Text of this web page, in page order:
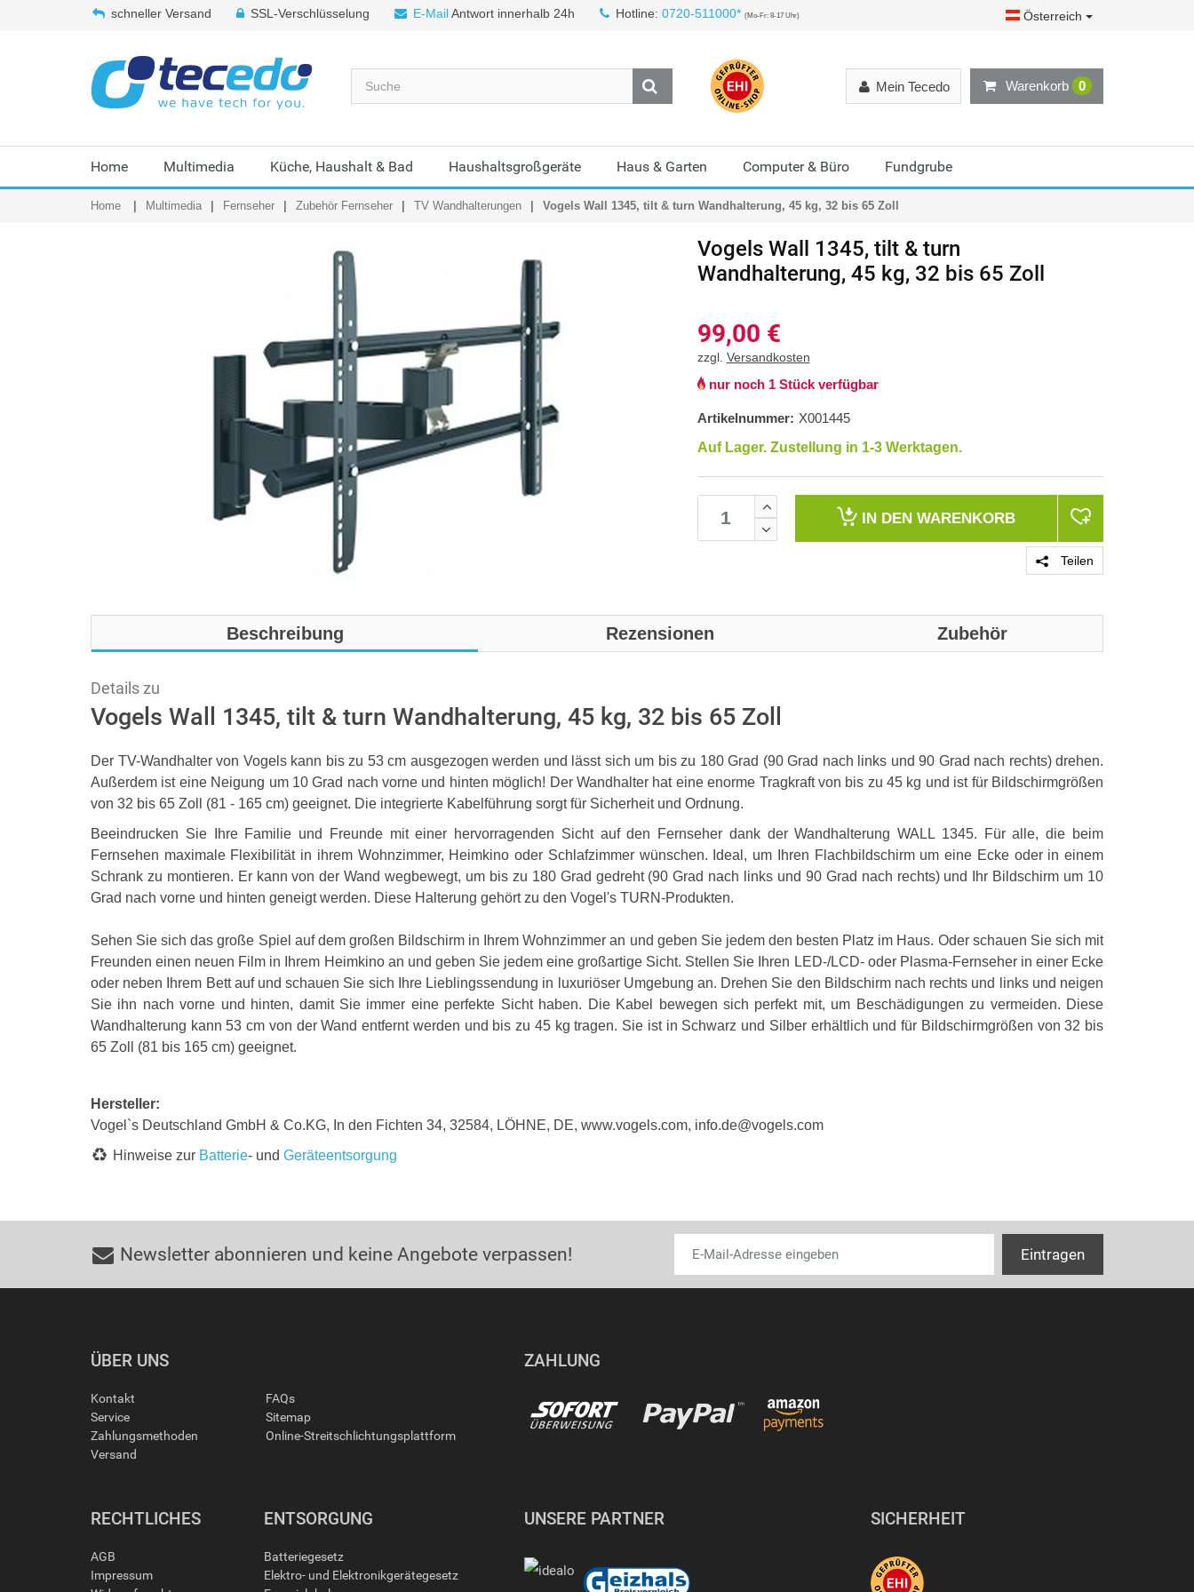
schneller Versand SSL-Verschlüsselung E-MailAntwort innerhalb 24h Hotline: 0720-511000* (Mo-Fr: 8-17 Uhr) Österreich
Warenkorb 0
Mein Tecedo
Home Multimedia Küche, Haushalt & Bad Haushaltsgroßgeräte Haus & Garten Computer & Büro Fundgrube
Home Multimedia Fernseher Zubehör Fernseher TV Wandhalterungen Vogels Wall 1345, tilt & turn Wandhalterung, 45 kg, 32 bis 65 Zoll
Vogels Wall 1345, tilt & turn
Wandhalterung, 45 kg, 32 bis 65 Zoll
99,00 €
zzgl. Versandkosten
nur noch 1 Stück verfügbar
Artikelnummer: X001445
Auf Lager. Zustellung in 1-3 Werktagen.
IN DEN WARENKORB
Teilen
Beschreibung Rezensionen Zubehör
Details zu
Vogels Wall 1345, tilt & turn Wandhalterung, 45 kg, 32 bis 65 Zoll
Der TV-Wandhalter von Vogels kann bis zu 53 cm ausgezogen werden und lässt sich um bis zu 180 Grad (90 Grad nach links und 90 Grad nach rechts) drehen.
Außerdem ist eine Neigung um 10 Grad nach vorne und hinten möglich! Der Wandhalter hat eine enorme Tragkraft von bis zu 45 kg und ist für Bildschirmgrößen
von 32 bis 65 Zoll (81 - 165 cm) geeignet. Die integrierte Kabelführung sorgt für Sicherheit und Ordnung.
Beeindrucken Sie Ihre Familie und Freunde mit einer hervorragenden Sicht auf den Fernseher dank der Wandhalterung WALL 1345. Für alle, die beim
Fernsehen maximale Flexibilität in ihrem Wohnzimmer, Heimkino oder Schlafzimmer wünschen. Ideal, um Ihren Flachbildschirm um eine Ecke oder in einem
Schrank zu montieren. Er kann von der Wand wegbewegt, um bis zu 180 Grad gedreht (90 Grad nach links und 90 Grad nach rechts) und Ihr Bildschirm um 10
Grad nach vorne und hinten geneigt werden. Diese Halterung gehört zu den Vogel's TURN-Produkten.
Sehen Sie sich das große Spiel auf dem großen Bildschirm in Ihrem Wohnzimmer an und geben Sie jedem den besten Platz im Haus. Oder schauen Sie sich mit
Freunden einen neuen Film in Ihrem Heimkino an und geben Sie jedem eine großartige Sicht. Stellen Sie Ihren LED-/LCD- oder Plasma-Fernseher in einer Ecke
oder neben Ihrem Bett auf und schauen Sie sich Ihre Lieblingssendung in luxuriöser Umgebung an. Drehen Sie den Bildschirm nach rechts und links und neigen
Sie ihn nach vorne und hinten, damit Sie immer eine perfekte Sicht haben. Die Kabel bewegen sich perfekt mit, um Beschädigungen zu vermeiden. Diese
Wandhalterung kann 53 cm von der Wand entfernt werden und bis zu 45 kg tragen. Sie ist in Schwarz und Silber erhältlich und für Bildschirmgrößen von 32 bis
65 Zoll (81 bis 165 cm) geeignet.
Hersteller:
Vogel`s Deutschland GmbH & Co.KG, In den Fichten 34, 32584, LÖHNE, DE, www.vogels.com, info.de@vogels.com
Hinweise zur Batterie- und Geräteentsorgung
Newsletter abonnieren und keine Angebote verpassen!
ÜBER UNS
Kontakt
Service
Zahlungsmethoden
Versand
FAQs
Sitemap
Online-Streitschlichtungsplattform
ZAHLUNG
RECHTLICHES
AGB
Impressum
ENTSORGUNG
Batteriegesetz
Elektro- und Elektronikgerätegesetz
UNSERE PARTNER SICHERHEIT